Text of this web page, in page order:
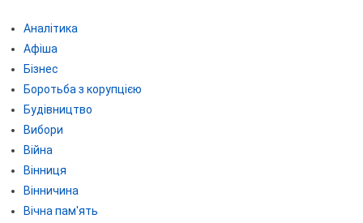
Аналітика
Афіша
Бізнес
Боротьба з корупцією
Будівництво
Вибори
Війна
Вінниця
Вінничина
Вічна пам'ять